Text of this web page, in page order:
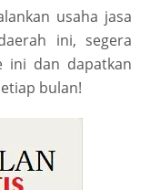
usaha jasa
ini, segera
ini dan dapatkan
bulan!